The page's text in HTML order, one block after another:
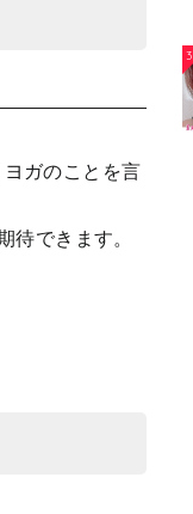
ガのことを言
できます。
3